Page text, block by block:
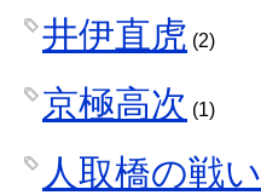
井伊直虎 (2)
京極高次 (1)
人取橋の戦い